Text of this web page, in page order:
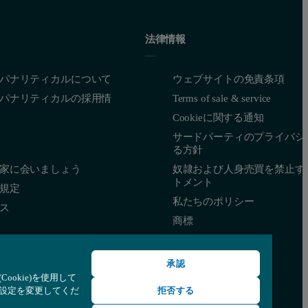
ナリティカルについて
ナリティカルの採用情
に会いましょう
定
法律情報
ウェブサイトの免責条項
Terms of sale & service
Cookieに関する通知
サードパーティのプライバシ
る方針
奴隷および人身売買を禁止す
トメント
私たちのポリシー
商標
を使用して
定を変更してくだ
承認
拒否する